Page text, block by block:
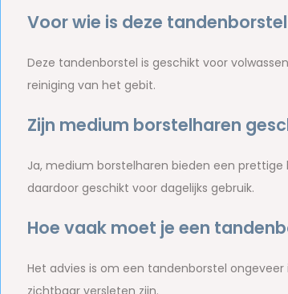
Voor wie is deze
Deze tandenborstel is geschikt voor
reiniging van het gebit.
Zijn medium borstelharen
Ja, medium borstelharen bieden een
daardoor geschikt voor dagelijks gebruik.
Hoe vaak moet je een
Het advies is om een tandenborstel
zichtbaar versleten zijn.